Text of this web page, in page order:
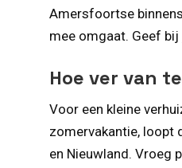
Amersfoortse
mee omgaat. Geef
Hoe ver van
Voor een kleine
zomervakantie, loopt
en Nieuwland. Vroeg